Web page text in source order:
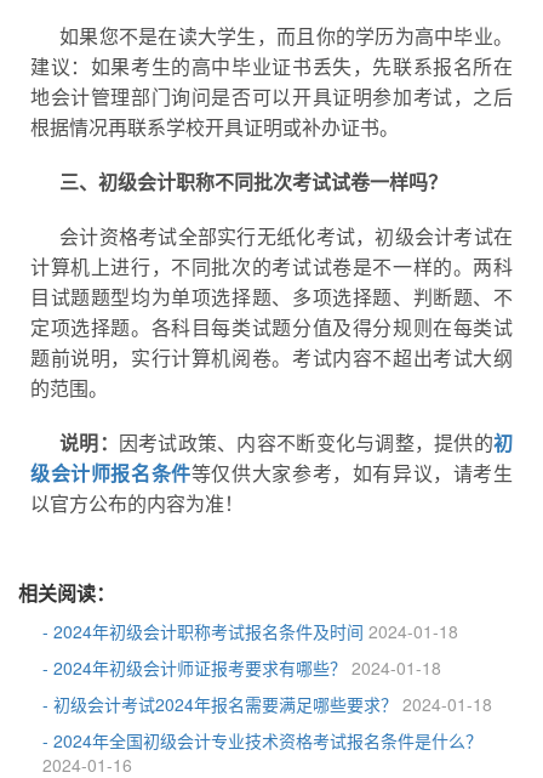
如果您不是在读大学生，而且你的学历为高中毕业。
建议：如果考生的高中毕业证书丢失，先联系报名所在
地会计管理部门询问是否可以开具证明参加考试，之后
根据情况再联系学校开具证明或补办证书。
三、初级会计职称不同批次考试试卷一样吗？
会计资格考试全部实行无纸化考试，初级会计考试在
计算机上进行，不同批次的考试试卷是不一样的。 两科
目试题题型均为单项选择题、多项选择题、判断题、不
定项选择题。各科目每类试题分值及得分规则在每类试
题前说明，实行计算机阅卷。考试内容不超出考试大纲
的范围。
说明： 因考试政策、内容不断变化与调整，提供的初
级会计师报名条件等仅供大家参考，如有异议，请考生
以官方公布的内容为准！
相关阅读：
- 2024年初级会计职称考试报名条件及时间 2024-01-18
- 2024年初级会计师证报考要求有哪些？ 2024-01-18
- 初级会计考试2024年报名需要满足哪些要求？ 2024-01-18
- 2024年全国初级会计专业技术资格考试报名条件是什么？
2024-01-16